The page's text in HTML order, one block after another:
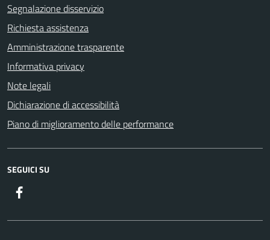
Segnalazione disservizio
Richiesta assistenza
Amministrazione trasparente
Informativa privacy
Note legali
Dichiarazione di accessibilità
Piano di miglioramento delle performance
SEGUICI SU